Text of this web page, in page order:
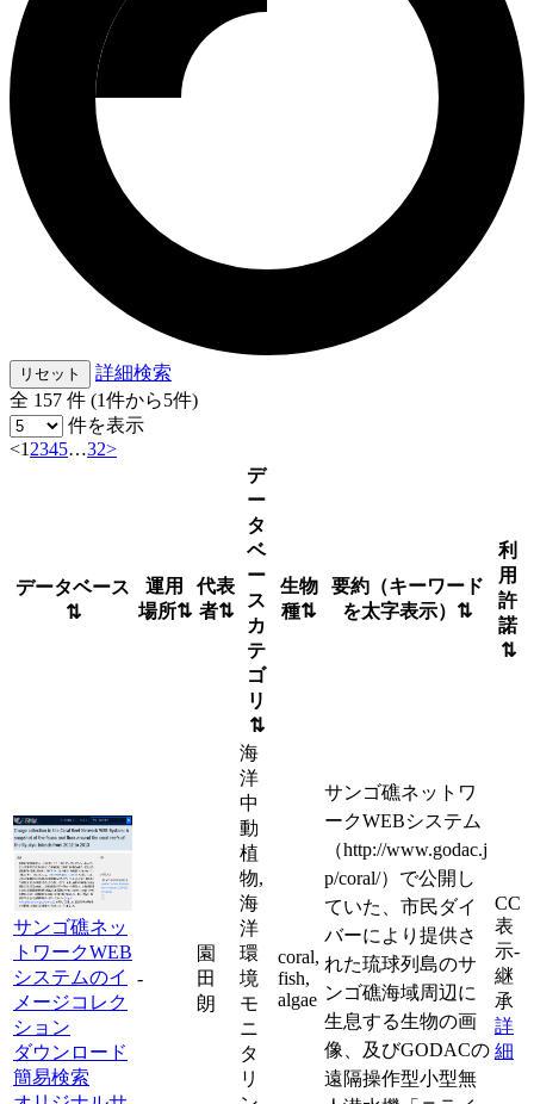
リセット
詳細検索
全 157 件 (1件から5件)
件を表示
<1 2345…32>
データベース
⇅
運用
場所⇅
代表
者⇅
デ
ー
タ
ベ
ー
ス
カ
テ
ゴ
リ
⇅
生物
種⇅
要約（キーワード
を太字表示） ⇅
利
用
許
諾
⇅
サンゴ礁ネッ
トワークWEB
システムのイ
メージコレク
ション
ダウンロード
簡易検索
-
園
田
朗
海
洋
中
動
植
物,
海
洋
環
境
モ
ニ
タ
リ
coral,
fish,
algae
サンゴ礁ネットワ
ークWEBシステム
（http://www.godac.j
p/coral/）で公開し
ていた、市民ダイ
バーにより提供さ
れた琉球列島のサ
ンゴ礁海域周辺に
生息する生物の画
像、及びGODACの
遠隔操作型小型無
CC
表
示-
継
承
詳
細